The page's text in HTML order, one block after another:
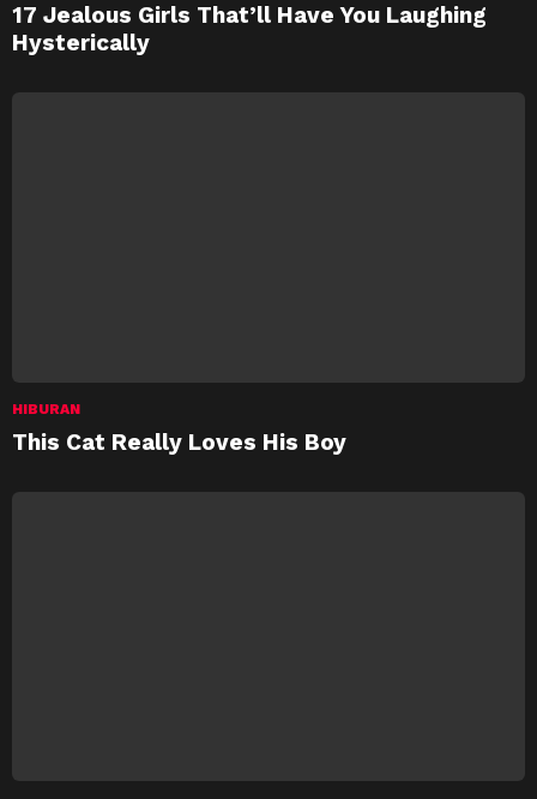
17 Jealous Girls That’ll Have You Laughing
Hysterically
HIBURAN
This Cat Really Loves His Boy